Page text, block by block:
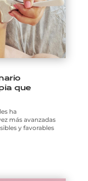
que
ha
más avanzadas
y favorables